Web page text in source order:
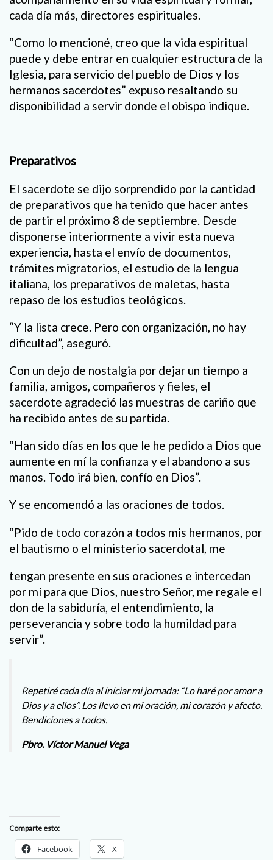
cada día más, directores espirituales.
“Como lo mencioné, creo que la vida espiritual
puede y debe entrar en cualquier estructura de la
Iglesia, para servicio del pueblo de Dios y los
hermanos sacerdotes” expuso resaltando su
disponibilidad a servir donde el obispo indique.
Preparativos
El sacerdote se dijo sorprendido por la cantidad
de preparativos que ha tenido que hacer antes
de partir el próximo 8 de septiembre. Desde
disponerse interiormente a vivir esta nueva
experiencia, hasta el envío de documentos,
trámites migratorios, el estudio de la lengua
italiana, los preparativos de maletas, hasta
repaso de los estudios teológicos.
“Y la lista crece. Pero con organización, no hay
dificultad”, aseguró.
Con un dejo de nostalgia por dejar un tiempo a
familia, amigos, compañeros y fieles, el
sacerdote agradeció las muestras de cariño que
ha recibido antes de su partida.
“Han sido días en los que le he pedido a Dios que
aumente en mí la confianza y el abandono a sus
manos. Todo irá bien, confío en Dios”.
Y se encomendó a las oraciones de todos.
“Pido de todo corazón a todos mis hermanos, por
el bautismo o el ministerio sacerdotal, me
tengan presente en sus oraciones e intercedan
por mí para que Dios, nuestro Señor, me regale el
don de la sabiduría, el entendimiento, la
perseverancia y sobre todo la humildad para
servir”.
Repetiré cada día al iniciar mi jornada: “Lo haré por amor a
Dios y a ellos”. Los llevo en mi oración, mi corazón y afecto.
Bendiciones a todos.
Pbro. Víctor Manuel Vega
Comparte esto:
Facebook X